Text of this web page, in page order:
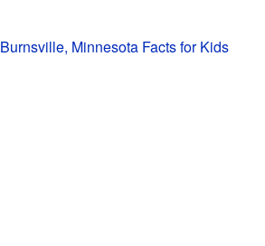
Burnsville, Minnesota Facts for Kids